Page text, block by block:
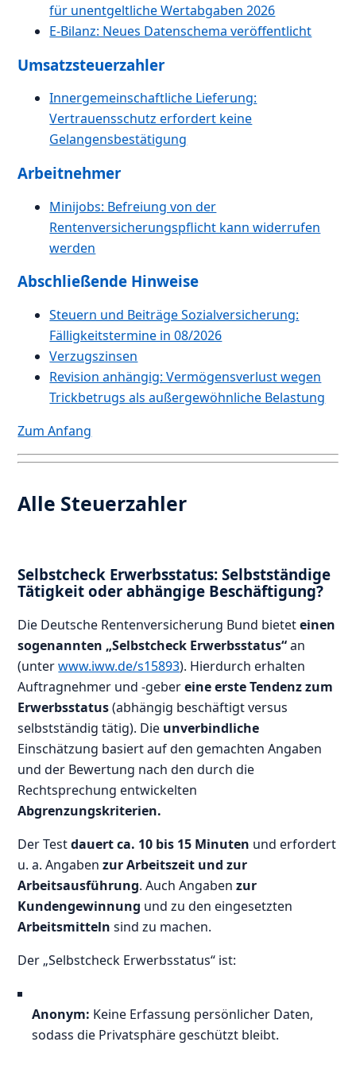
für unentgeltliche Wertabgaben 2026
E-Bilanz: Neues Datenschema veröffentlicht
Umsatzsteuerzahler
Innergemeinschaftliche Lieferung:
Vertrauensschutz erfordert keine
Gelangensbestätigung
Arbeitnehmer
Minijobs: Befreiung von der
Rentenversicherungspflicht kann widerrufen
werden
Abschließende Hinweise
Steuern und Beiträge Sozialversicherung:
Fälligkeitstermine in 08/2026
Verzugszinsen
Revision anhängig: Vermögensverlust wegen
Trickbetrugs als außergewöhnliche Belastung
Zum Anfang
Alle Steuerzahler
Selbstcheck Erwerbsstatus: Selbstständige
Tätigkeit oder abhängige Beschäftigung?
Die Deutsche Rentenversicherung Bund bieteteinen
sogenannten „Selbstcheck Erwerbsstatus“an
(unterwww.iww.de/s15893). Hierdurch erhalten
Auftragnehmer und -gebereine erste Tendenz zum
Erwerbsstatus(abhängig beschäftigt versus
selbstständig tätig). Die unverbindliche
Einschätzung basiert auf den gemachten Angaben
und der Bewertung nach den durch die
Rechtsprechung entwickelten
Abgrenzungskriterien.
Der Testdauert ca. 10 bis 15 Minuten und erfordert
u. a. Angabenzur Arbeitszeit und zur
Arbeitsausführung. Auch Angabenzur
Kundengewinnung und zu den eingesetzten
Arbeitsmittelnsind zu machen.
Der „Selbstcheck Erwerbsstatus“ ist:
Anonym: Keine Erfassung persönlicher Daten,
sodass die Privatsphäre geschützt bleibt.